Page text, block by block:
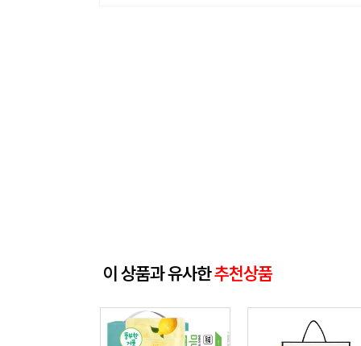
이 상품과 유사한추천상품